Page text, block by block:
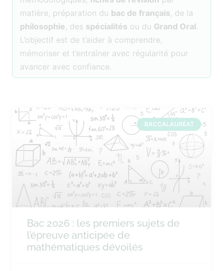
matière, préparation du bac de français, de la
philosophie, des spécialités ou du Grand Oral.
L’objectif est de t’aider à comprendre,
mémoriser et t’entraîner avec régularité pour
avancer avec confiance.
BACCALAURÉAT
Bac 2026 : les premiers sujets de
l’épreuve anticipée de
mathématiques dévoilés